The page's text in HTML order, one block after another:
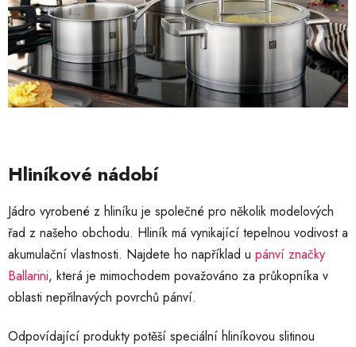
Hliníkové nádobí
Jádro vyrobené z hliníku je společné pro několik modelových
řad z našeho obchodu. Hliník má vynikající tepelnou vodivost a
akumulační vlastnosti. Najdete ho například u pánví značky
Ballarini, která je mimochodem považováno za průkopníka v
oblasti nepřilnavých povrchů pánví.
Odpovídající produkty potěší speciální hliníkovou slitinou